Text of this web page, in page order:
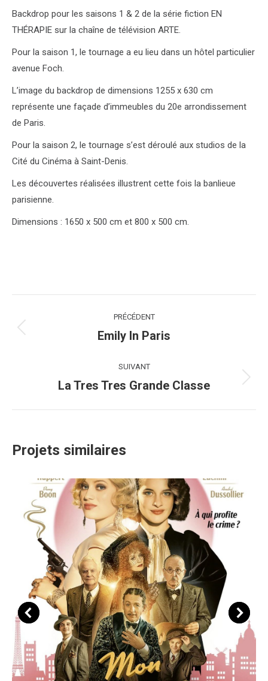
Backdrop pour les saisons 1 & 2 de la série fiction EN
THÉRAPIE sur la chaîne de télévision ARTE.
Pour la saison 1, le tournage a eu lieu dans un hôtel particulier
avenue Foch.
L’image du backdrop de dimensions 1255 x 630 cm
représente une façade d’immeubles du 20e arrondissement
de Paris.
Pour la saison 2, le tournage s’est déroulé aux studios de la
Cité du Cinéma à Saint-Denis.
Les découvertes réalisées illustrent cette fois la banlieue
parisienne.
Dimensions : 1650 x 500 cm et 800 x 500 cm.
de
commentaire
PRÉCÉDENT
Onglet
Emily In Paris
SUIVANT
Projets
La Tres Tres Grande Classe
Projets similaires